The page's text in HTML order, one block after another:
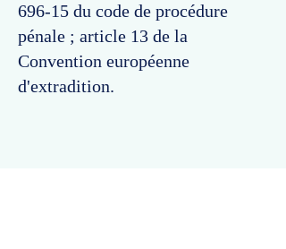
696-15 du code de procédure
pénale ; article 13 de la
Convention européenne
d'extradition.